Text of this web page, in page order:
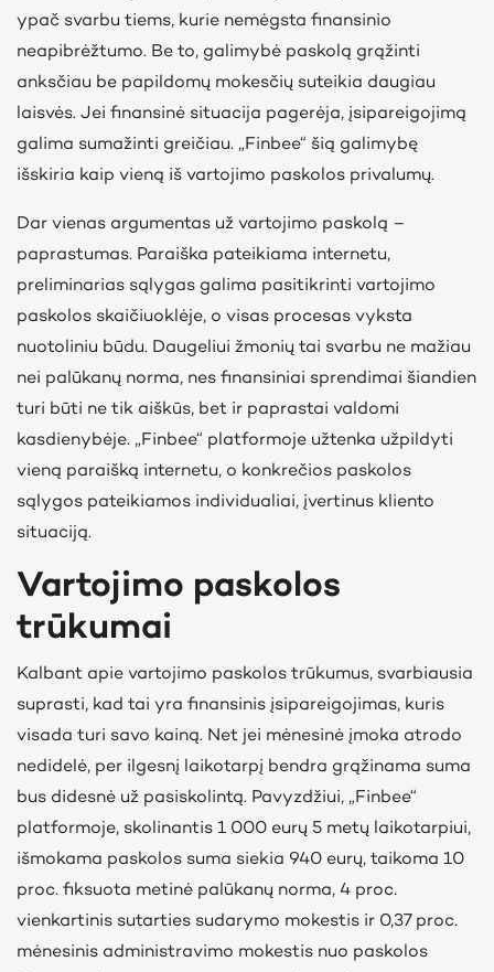
ypač svarbu tiems, kurie nemėgsta finansinio
neapibrėžtumo. Be to, galimybė paskolą grąžinti
anksčiau be papildomų mokesčių suteikia daugiau
laisvės. Jei finansinė situacija pagerėja, įsipareigojimą
galima sumažinti greičiau. „Finbee“ šią galimybę
išskiria kaip vieną iš vartojimo paskolos privalumų.
Dar vienas argumentas už vartojimo paskolą –
paprastumas. Paraiška pateikiama internetu,
preliminarias sąlygas galima pasitikrinti vartojimo
paskolos skaičiuoklėje, o visas procesas vyksta
nuotoliniu būdu. Daugeliui žmonių tai svarbu ne mažiau
nei palūkanų norma, nes finansiniai sprendimai šiandien
turi būti ne tik aiškūs, bet ir paprastai valdomi
kasdienybėje. „Finbee“ platformoje užtenka užpildyti
vieną paraišką internetu, o konkrečios paskolos
sąlygos pateikiamos individualiai, įvertinus kliento
situaciją.
Vartojimo paskolos
trūkumai
Kalbant apie vartojimo paskolos trūkumus, svarbiausia
suprasti, kad tai yra finansinis įsipareigojimas, kuris
visada turi savo kainą. Net jei mėnesinė įmoka atrodo
nedidelė, per ilgesnį laikotarpį bendra grąžinama suma
bus didesnė už pasiskolintą. Pavyzdžiui, „Finbee“
platformoje, skolinantis 1 000 eurų 5 metų laikotarpiui,
išmokama paskolos suma siekia 940 eurų, taikoma 10
proc. fiksuota metinė palūkanų norma, 4 proc.
vienkartinis sutarties sudarymo mokestis ir 0,37 proc.
mėnesinis administravimo mokestis nuo paskolos